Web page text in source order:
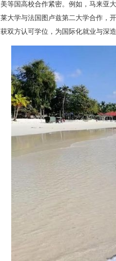
美等国高校合作紧密。例如，马来亚
莱大学与法国图卢兹第二大学合作，
获双方认可学位，为国际化就业与深